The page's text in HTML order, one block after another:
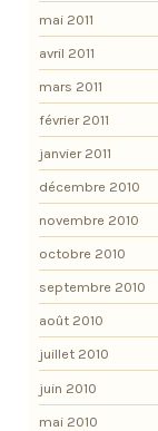
mai 2011
avril 2011
mars 2011
février 2011
janvier 2011
décembre 2010
novembre 2010
octobre 2010
septembre 2010
août 2010
juillet 2010
juin 2010
mai 2010